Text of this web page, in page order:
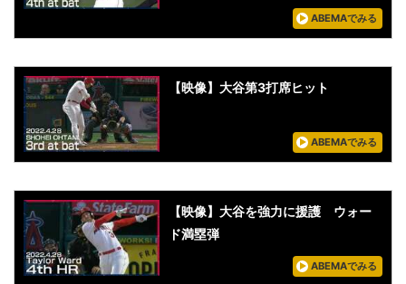
ABEMAでみる
【映像】大谷第3打席ヒット
ABEMAでみる
【映像】大谷を強力に援護 ウォー
ド満塁弾
ABEMAでみる